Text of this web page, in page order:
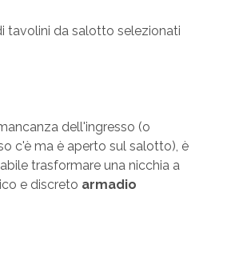
dell'ingresso (o
c'è ma è aperto sul salotto), è
trasformare una nicchia a
e discreto armadio